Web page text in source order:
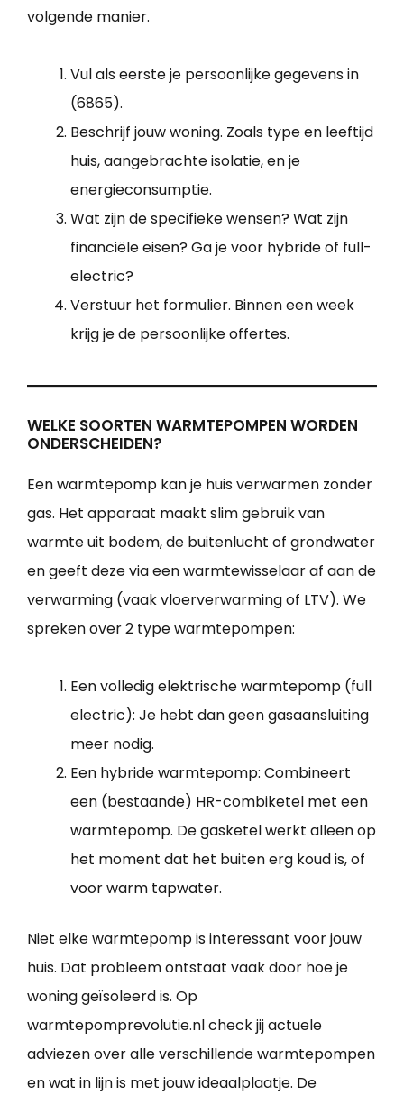
volgende manier.
Vul als eerste je persoonlijke gegevens in
(6865).
Beschrijf jouw woning. Zoals type en leeftijd
huis, aangebrachte isolatie, en je
energieconsumptie.
Wat zijn de specifieke wensen? Wat zijn
financiële eisen? Ga je voor hybride of full-
electric?
Verstuur het formulier. Binnen een week
krijg je de persoonlijke offertes.
WELKE SOORTEN WARMTEPOMPEN WORDEN
ONDERSCHEIDEN?
Een warmtepomp kan je huis verwarmen zonder
gas. Het apparaat maakt slim gebruik van
warmte uit bodem, de buitenlucht of grondwater
en geeft deze via een warmtewisselaar af aan de
verwarming (vaak vloerverwarming of LTV). We
spreken over 2 type warmtepompen:
Een volledig elektrische warmtepomp (full
electric): Je hebt dan geen gasaansluiting
meer nodig.
Een hybride warmtepomp: Combineert
een (bestaande) HR-combiketel met een
warmtepomp. De gasketel werkt alleen op
het moment dat het buiten erg koud is, of
voor warm tapwater.
Niet elke warmtepomp is interessant voor jouw
huis. Dat probleem ontstaat vaak door hoe je
woning geïsoleerd is. Op
warmtepomprevolutie.nl check jij actuele
adviezen over alle verschillende warmtepompen
en wat in lijn is met jouw ideaalplaatje. De